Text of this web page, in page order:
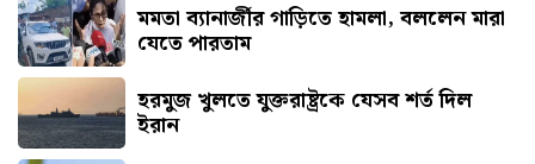
মমতা ব্যানার্জীর গাড়িতে হামলা, বললেন মারা
যেতে পারতাম
হরমুজ খুলতে যুক্তরাষ্ট্রকে যেসব শর্ত দিল
ইরান